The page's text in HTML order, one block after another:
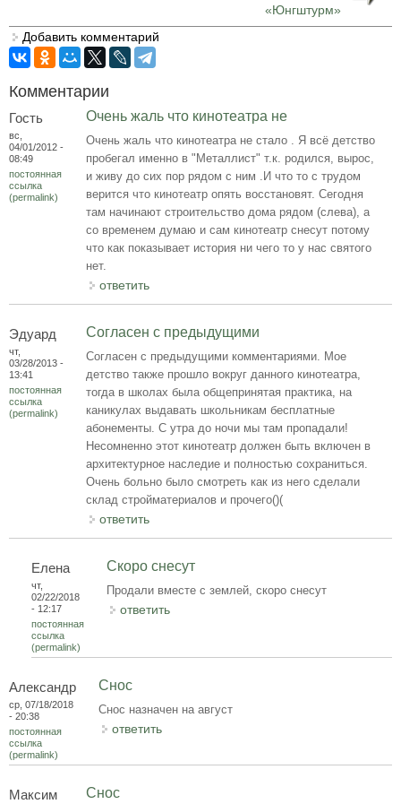
«Юнгштурм»
Добавить комментарий
Комментарии
Гость
вс,
04/01/2012 -
08:49
постоянная
ссылка
(permalink)
Очень жаль что кинотеатра не
Очень жаль что кинотеатра не стало . Я всё детство
пробегал именно в "Металлист" т.к. родился, вырос,
и живу до сих пор рядом с ним .И что то с трудом
верится что кинотеатр опять восстановят. Сегодня
там начинают строительство дома рядом (слева), а
со временем думаю и сам кинотеатр снесут потому
что как показывает история ни чего то у нас святого
нет.
ответить
Эдуард
чт,
03/28/2013 -
13:41
постоянная
ссылка
(permalink)
Согласен с предыдущими
Согласен с предыдущими комментариями. Мое
детство также прошло вокруг данного кинотеатра,
тогда в школах была общепринятая практика, на
каникулах выдавать школьникам бесплатные
абонементы. С утра до ночи мы там пропадали!
Несомненно этот кинотеатр должен быть включен в
архитектурное наследие и полностью сохраниться.
Очень больно было смотреть как из него сделали
склад стройматериалов и прочего()(
ответить
Елена
чт,
02/22/2018
- 12:17
постоянная
ссылка
(permalink)
Скоро снесут
Продали вместе с землей, скоро снесут
ответить
Александр
ср, 07/18/2018
- 20:38
постоянная
ссылка
(permalink)
Снос
Снос назначен на август
ответить
Максим Снос